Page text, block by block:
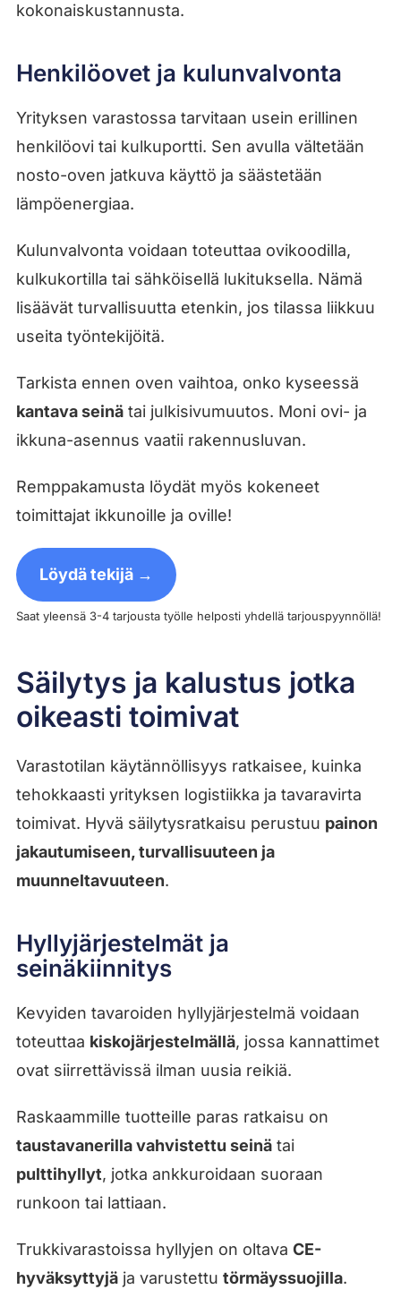
kokonaiskustannusta.
Henkilöovet ja kulunvalvonta
Yrityksen varastossa tarvitaan usein erillinen
henkilöovi tai kulkuportti. Sen avulla vältetään
nosto-oven jatkuva käyttö ja säästetään
lämpöenergiaa.
Kulunvalvonta voidaan toteuttaa ovikoodilla,
kulkukortilla tai sähköisellä lukituksella. Nämä
lisäävät turvallisuutta etenkin, jos tilassa liikkuu
useita työntekijöitä.
Tarkista ennen oven vaihtoa, onko kyseessä
kantava seinätai julkisivumuutos. Moni ovi- ja
ikkuna-asennus vaatii rakennusluvan.
Remppakamusta löydät myös kokeneet
toimittajat ikkunoille ja oville!
Löydä tekijä →
Saat yleensä 3-4 tarjousta työlle helposti yhdellä tarjouspyynnöllä!
Säilytys ja kalustus jotka
oikeasti toimivat
Varastotilan käytännöllisyys ratkaisee, kuinka
tehokkaasti yrityksen logistiikka ja tavaravirta
toimivat. Hyvä säilytysratkaisu perustuu painon
jakautumiseen, turvallisuuteen ja
muunneltavuuteen.
Hyllyjärjestelmät ja
seinäkiinnitys
Kevyiden tavaroiden hyllyjärjestelmä voidaan
toteuttaa kiskojärjestelmällä, jossa kannattimet
ovat siirrettävissä ilman uusia reikiä.
Raskaammille tuotteille paras ratkaisu on
taustavanerilla vahvistettu seinätai
pulttihyllyt, jotka ankkuroidaan suoraan
runkoon tai lattiaan.
Trukkivarastoissa hyllyjen on oltava CE-
hyväksyttyjäja varustettu törmäyssuojilla.